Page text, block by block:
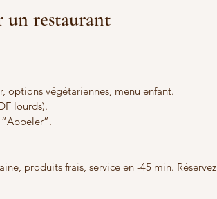
un restaurant
végétariennes, menu enfant.
lourds).
produits frais, service en -45 min. Réservez